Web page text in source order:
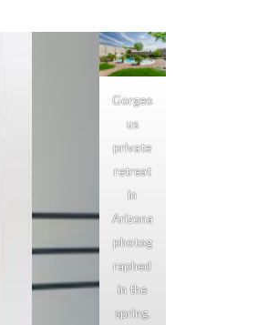
Gorgeo
us
private
retreat
in
Arizona
photog
raphed
in the
spring.